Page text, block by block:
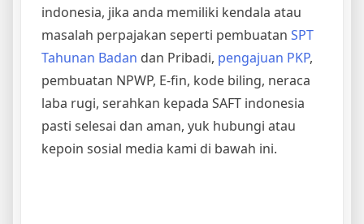
indonesia, jika anda memiliki kendala atau
masalah perpajakan seperti pembuatan SPT
Tahunan Badan dan Pribadi, pengajuan PKP,
pembuatan NPWP, E-fin, kode biling, neraca
laba rugi, serahkan kepada SAFT indonesia
pasti selesai dan aman, yuk hubungi atau
kepoin sosial media kami di bawah ini.